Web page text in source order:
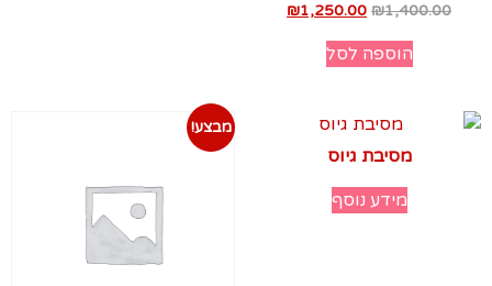
₪1,400.00
₪1,250.00
הוספה לסל
מסיבת גיוס
מידע נוסף
מבצע!